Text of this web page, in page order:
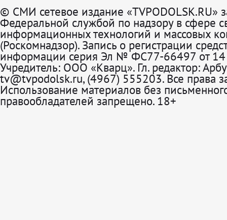
© СМИ сетевое издание «TVPODOLSK.RU»
Федеральной службой по надзору в сфере
информационных технологий и массовых
(Роскомнадзор). Запись о регистрации
информации серия Эл № ФС77-66497 от 14
Учредитель: ООО «Кварц». Гл. редактор:
tv@tvpodolsk.ru, (4967) 555203. Все права
Использование материалов без
правообладателей запрещено. 18+